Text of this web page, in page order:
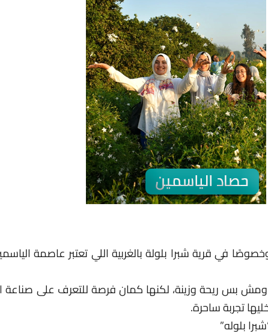
في قرية شبرا بلولة بالغربية اللي تعتبر عاصمة
بس ريحة وزينة، لكنها كمان فرصة للتعرف على صناعة
تجربة ساحرة.
بلوله”